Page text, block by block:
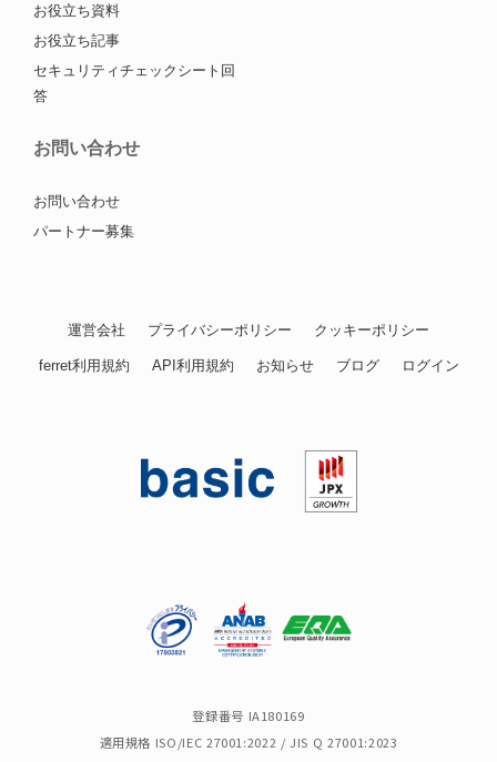
お役立ち資料
お役立ち記事
セキュリティチェックシート回
答
お問い合わせ
お問い合わせ
パートナー募集
運営会社 プライバシーポリシー クッキーポリシー
ferret利用規約 API利用規約 お知らせ ブログ ログイン
登録番号 IA180169
適用規格 ISO/IEC 27001:2022 / JIS Q 27001:2023